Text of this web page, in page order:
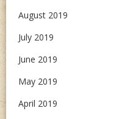
August 2019
July 2019
June 2019
May 2019
April 2019